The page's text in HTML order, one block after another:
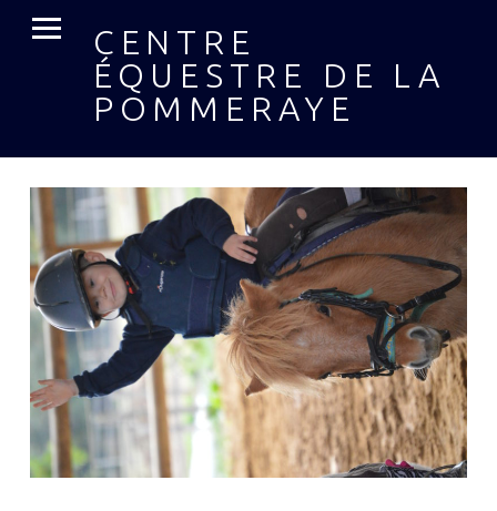
CENTRE
ÉQUESTRE DE LA
POMMERAYE